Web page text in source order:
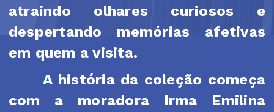
atraindo olhares curiosos e
despertando memórias afetivas
em quem a visita.
A história da coleção começa
com a moradora Irma Emilina